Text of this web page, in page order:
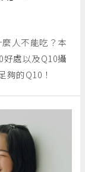
人不能吃？本
處以及Q10攝
的Q10！